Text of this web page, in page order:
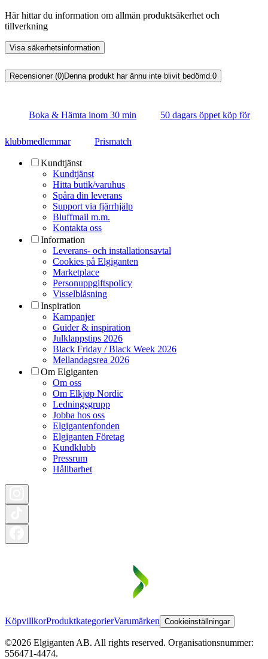
Här hittar du information om allmän produktsäkerhet och
tillverkning
Visa säkerhetsinformation
Recensioner (0)Denna produkt har ännu inte blivit bedömd. 0
Boka & Hämta inom 30 min 50 dagars öppet köp för
klubbmedlemmar Prismatch
Kundtjänst
Kundtjänst
Hitta butik/varuhus
Spåra din leverans
Support via fjärrhjälp
Bluffmail m.m.
Kontakta oss
Information
Leverans- och installationsavtal
Cookies på Elgiganten
Marketplace
Personuppgiftspolicy
Visselblåsning
Inspiration
Kampanjer
Guider & inspiration
Julklappstips 2026
Black Friday / Black Week 2026
Mellandagsrea 2026
Om Elgiganten
Om oss
Om Elkjøp Nordic
Ledningsgrupp
Jobba hos oss
Elgigantenfonden
Elgiganten Företag
Kundklubb
Pressrum
Hållbarhet
KöpvillkorProduktkategorierVarumärken Cookieinställningar
©2026 Elgiganten AB. All rights reserved. Organisationsnummer:
556471-4474.